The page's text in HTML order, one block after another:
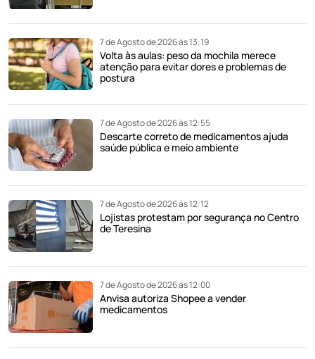
7 de Agosto de 2026 às 13:19
Volta às aulas: peso da mochila merece
atenção para evitar dores e problemas de
postura
7 de Agosto de 2026 às 12:55
Descarte correto de medicamentos ajuda
saúde pública e meio ambiente
7 de Agosto de 2026 às 12:12
Lojistas protestam por segurança no Centro
de Teresina
7 de Agosto de 2026 às 12:00
Anvisa autoriza Shopee a vender
medicamentos